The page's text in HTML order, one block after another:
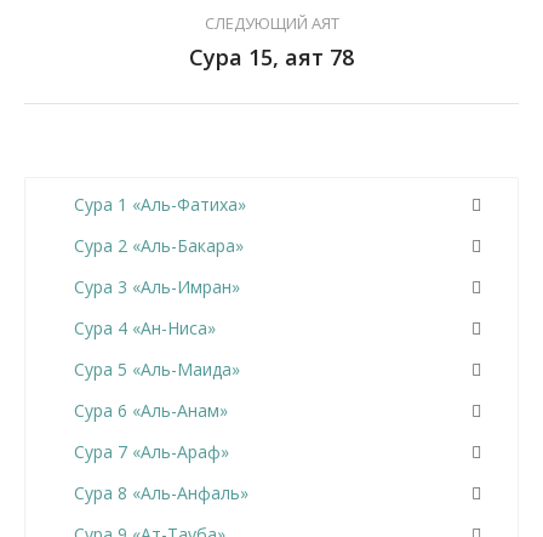
СЛЕДУЮЩИЙ АЯТ
Сура 15, аят 78
Сура 1 «Аль-Фатиха»
Сура 2 «Аль-Бакара»
Сура 3 «Аль-Имран»
Сура 4 «Ан-Ниса»
Сура 5 «Аль-Маида»
Сура 6 «Аль-Анам»
Сура 7 «Аль-Араф»
Сура 8 «Аль-Анфаль»